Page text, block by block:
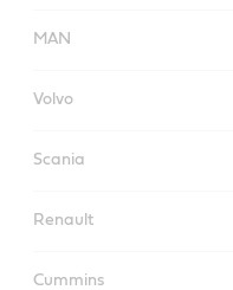
MAN
Volvo
Scania
Renault
Cummins